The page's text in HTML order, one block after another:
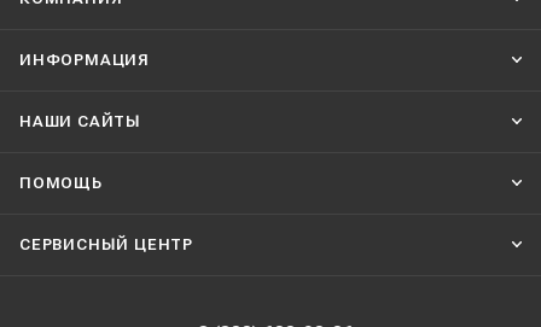
ИНФОРМАЦИЯ
НАШИ CАЙТЫ
ПОМОЩЬ
СЕРВИСНЫЙ ЦЕНТР